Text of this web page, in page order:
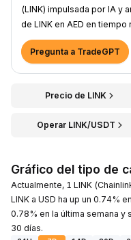
(LINK) impulsada por IA y
de LINK en AED en tiempo
Pregunta a TradeGPT
Precio de LINK
Operar LINK/USDT
Gráfico del tipo de
Actualmente, 1 LINK
LINK a USD ha up un 0.74%
0.78% en la última semana y
30 días.